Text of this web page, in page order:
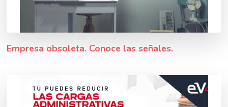
Empresa obsoleta. Conoce las señales.